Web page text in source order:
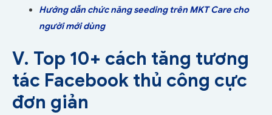
Hướng dẫn chức năng seeding trên MKT Care cho
người mới dùng
V. Top 10+ cách tăng tương
tác Facebook thủ công cực
đơn giản